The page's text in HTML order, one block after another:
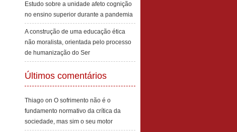
Estudo sobre a unidade afeto cognição
no ensino superior durante a pandemia
A construção de uma educação ética
não moralista, orientada pelo processo
de humanização do Ser
Últimos comentários
Thiago on O sofrimento não é o
fundamento normativo da crítica da
sociedade, mas sim o seu motor